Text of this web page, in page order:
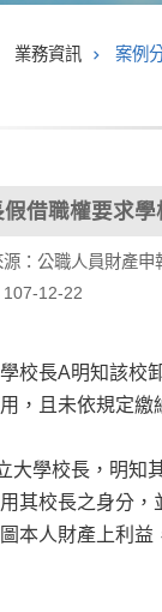
業務資訊 案例
假借職權要求
：公職人員財產申
107-12-22
校長A明知該校
，且未依規定繳
大學校長，明知
其校長之身分
本人財產上利益